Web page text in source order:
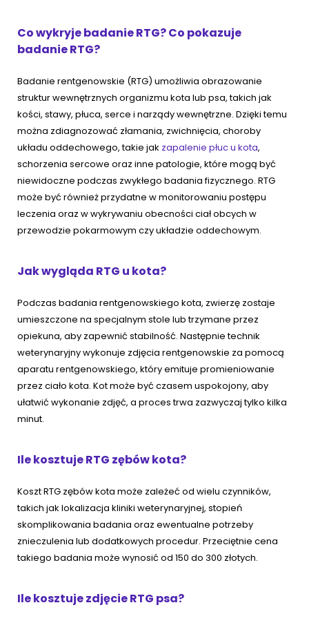
Co wykryje badanie RTG? Co pokazuje
badanie RTG?
Badanie rentgenowskie (RTG) umożliwia obrazowanie
struktur wewnętrznych organizmu kota lub psa, takich jak
kości, stawy, płuca, serce i narządy wewnętrzne. Dzięki temu
można zdiagnozować złamania, zwichnięcia, choroby
układu oddechowego, takie jak zapalenie płuc u kota,
schorzenia sercowe oraz inne patologie, które mogą być
niewidoczne podczas zwykłego badania fizycznego. RTG
może być również przydatne w monitorowaniu postępu
leczenia oraz w wykrywaniu obecności ciał obcych w
przewodzie pokarmowym czy układzie oddechowym.
Jak wygląda RTG u kota?
Podczas badania rentgenowskiego kota, zwierzę zostaje
umieszczone na specjalnym stole lub trzymane przez
opiekuna, aby zapewnić stabilność. Następnie technik
weterynaryjny wykonuje zdjęcia rentgenowskie za pomocą
aparatu rentgenowskiego, który emituje promieniowanie
przez ciało kota. Kot może być czasem uspokojony, aby
ułatwić wykonanie zdjęć, a proces trwa zazwyczaj tylko kilka
minut.
Ile kosztuje RTG zębów kota?
Koszt RTG zębów kota może zależeć od wielu czynników,
takich jak lokalizacja kliniki weterynaryjnej, stopień
skomplikowania badania oraz ewentualne potrzeby
znieczulenia lub dodatkowych procedur. Przeciętnie cena
takiego badania może wynosić od 150 do 300 złotych.
Ile kosztuje zdjęcie RTG psa?